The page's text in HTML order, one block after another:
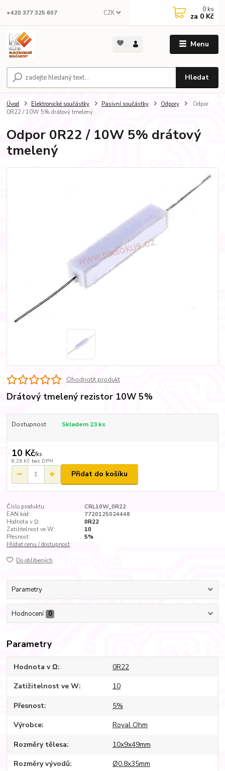
Menu
CZK
Hledat
+420 377 325 607 0 ks
za 0 Kč
Úvod Elektronické součástky Pasivní součástky Odpory
Odpor
0R22 / 10W 5% drátový tmelený
Odpor 0R22 / 10W 5% drátový
tmelený
Ohodnotit produkt
Drátový tmelený rezistor 10W 5%
Dostupnost Skladem 23 ks
10 Kč/ks
8,26 Kč bez DPH
Přidat do košíku
Číslo produktu:
CRL10W_0R22
EAN kód:
7720125024448
Hodnota v Ω:
0R22
Zatižitelnost ve W:
10
Přesnost:
5%
Hlídat cenu / dostupnost
Do oblíbených
Parametry
Hodnocení 0
Parametry
Hodnota v Ω 0R22
Zatižitelnost ve W 10
Přesnost 5%
Výrobce Royal Ohm
Rozměry tělesa 10x9x49mm
Rozměry vývodů Ø0.8x35mm